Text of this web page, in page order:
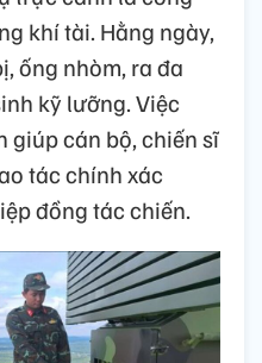
khí tài. Hằng ngày,
ống nhòm, ra đa
kỹ lưỡng. Việc
giúp cán bộ, chiến sĩ
tác chính xác
đồng tác chiến.